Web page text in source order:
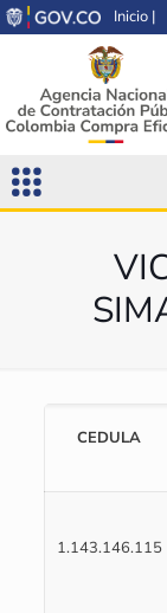
Inicio |
CEDULA
1.143.146.115